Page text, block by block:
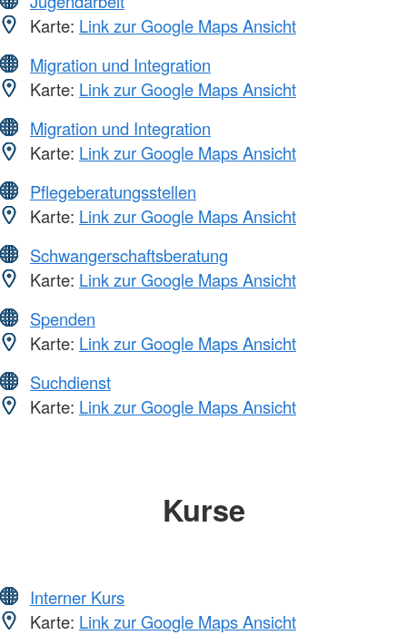
Karte: Link zur Google Maps Ansicht
Migration und Integration
Karte: Link zur Google Maps Ansicht
Migration und Integration
Karte: Link zur Google Maps Ansicht
Pflegeberatungsstellen
Karte: Link zur Google Maps Ansicht
Schwangerschaftsberatung
Karte: Link zur Google Maps Ansicht
Spenden
Karte: Link zur Google Maps Ansicht
Suchdienst
Karte: Link zur Google Maps Ansicht
Kurse
Interner Kurs
Karte: Link zur Google Maps Ansicht